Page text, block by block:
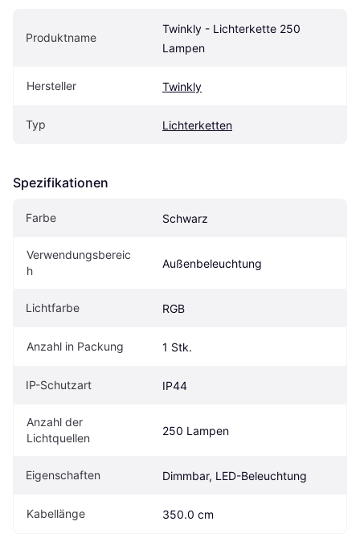
Produktname
Twinkly - Lichterkette 250
Lampen
Hersteller Twinkly
Typ Lichterketten
Spezifikationen
Farbe Schwarz
Verwendungsbereic
h
Außenbeleuchtung
Lichtfarbe RGB
Anzahl in Packung 1 Stk.
IP-Schutzart IP44
Anzahl der
Lichtquellen
250 Lampen
Eigenschaften Dimmbar, LED-Beleuchtung
Kabellänge 350.0 cm